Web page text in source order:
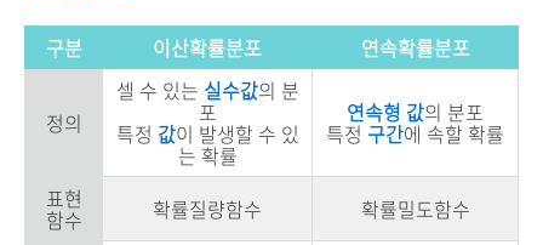
구분 이산확률분포 연속확률분포
정의
셀 수 있는 실수값의 분
포
특정 값이 발생할 수 있
는 확률
연속형 값의 분포
특정 구간에 속할 확률
표현
함수 확률질량함수 확률밀도함수